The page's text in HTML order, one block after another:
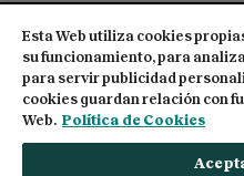
© 2026 Centro de
derechos reservados
Esta Web utiliza cookies
su funcionamiento, para
para servir publicidad
cookies guardan relación con
Web. Política de Cookies